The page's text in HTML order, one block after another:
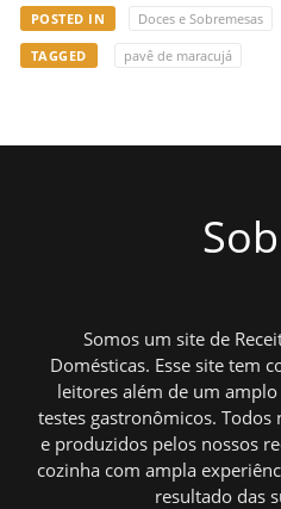
POSTED IN Doces e Sobremesas
TAGGED pavê de maracujá
Somos um site de
Domésticas. Esse site tem
leitores além de um
testes gastronômicos. Todos
e produzidos pelos nossos
cozinha com ampla
resultado das